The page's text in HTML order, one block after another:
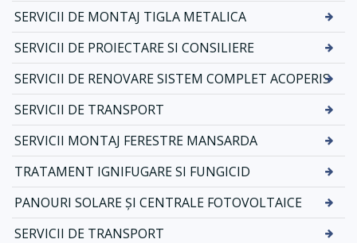
SERVICII DE MONTAJ TIGLA METALICA
SERVICII DE PROIECTARE SI CONSILIERE
SERVICII DE RENOVARE SISTEM COMPLET ACOPERIS
SERVICII DE TRANSPORT
SERVICII MONTAJ FERESTRE MANSARDA
TRATAMENT IGNIFUGARE SI FUNGICID
PANOURI SOLARE ȘI CENTRALE FOTOVOLTAICE
SERVICII DE TRANSPORT